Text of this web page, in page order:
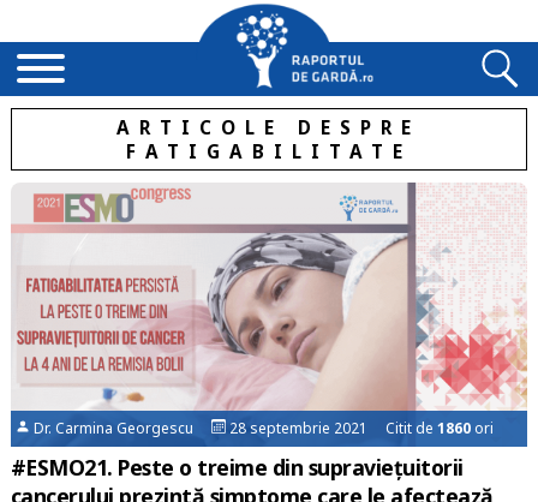
ARTICOLE DESPRE
FATIGABILITATE
Dr. Carmina Georgescu 28 septembrie 2021 Citit de1860 ori
#ESMO21. Peste o treime din supraviețuitorii
cancerului prezintă simptome care le afectează